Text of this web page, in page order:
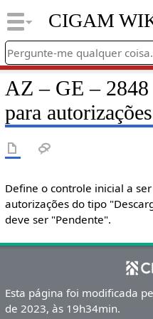
CIGAM
AZ – GE –
para
Define o controle inicial a
autorizações do tipo
deve ser "Pendente".
Esta página foi modificada
de 2023, às 19h34min.